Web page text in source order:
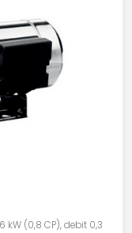
(0,8 CP), debit 0,3